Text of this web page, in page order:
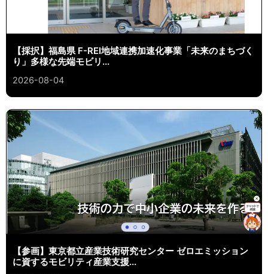
【採択】福島県 F-REI地域連携加速化事業「未来のまちづく
り」多様な先端モビリ...
2026-08-04
【参画】東京都立産業技術研究センター ゼロエミッション
に資するモビリティ産業支援...